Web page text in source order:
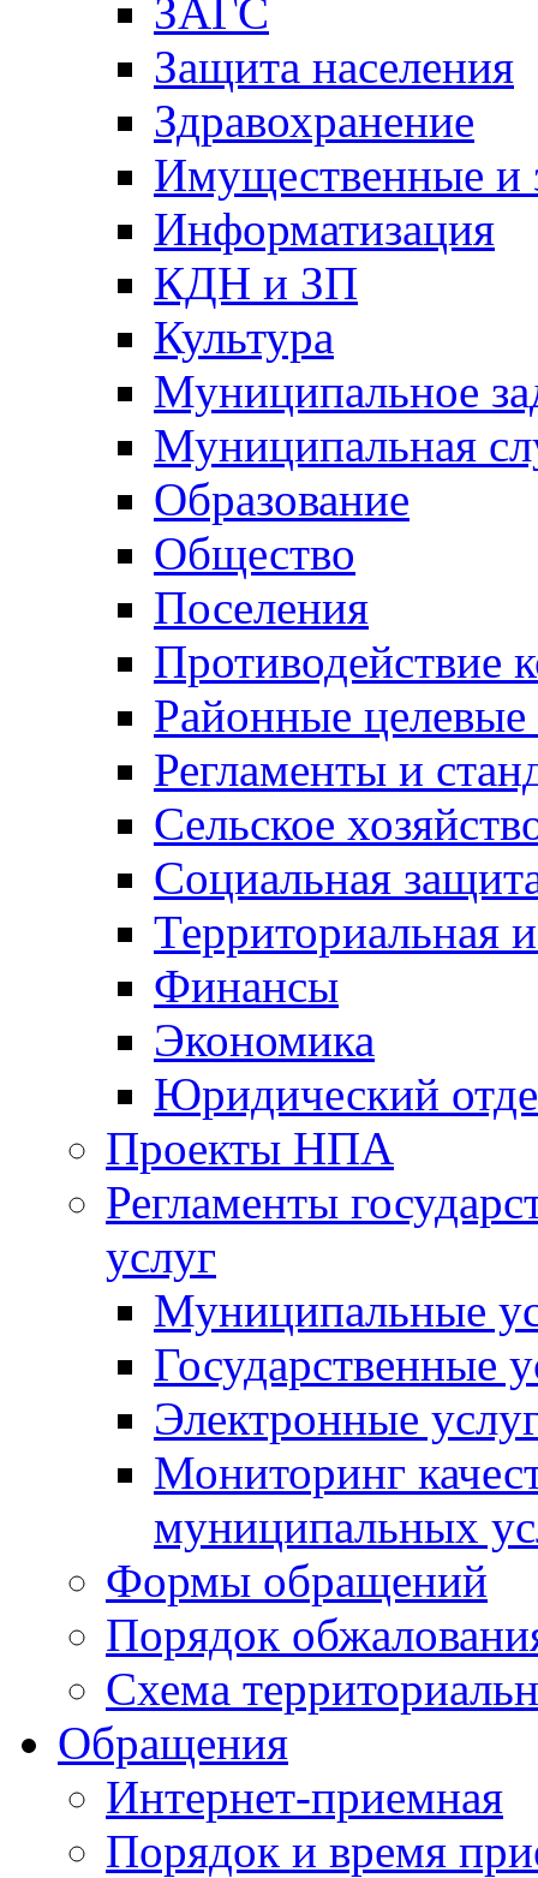
ЗАГС
Защита населения
Здравохранение
Имущественные и
Информатизация
КДН и ЗП
Культура
Муниципальное
Муниципальная
Образование
Общество
Поселения
Противодействие
Районные
Регламенты и
Сельское
Социальная
Территориальная
Финансы
Экономика
Юридический
Проекты НПА
Регламенты
услуг
Муниципальные
Государственные
Электронные
Мониторинг
муниципальных
Формы обращений
Порядок
Схема
Обращения
Интернет-приемная
Порядок и время